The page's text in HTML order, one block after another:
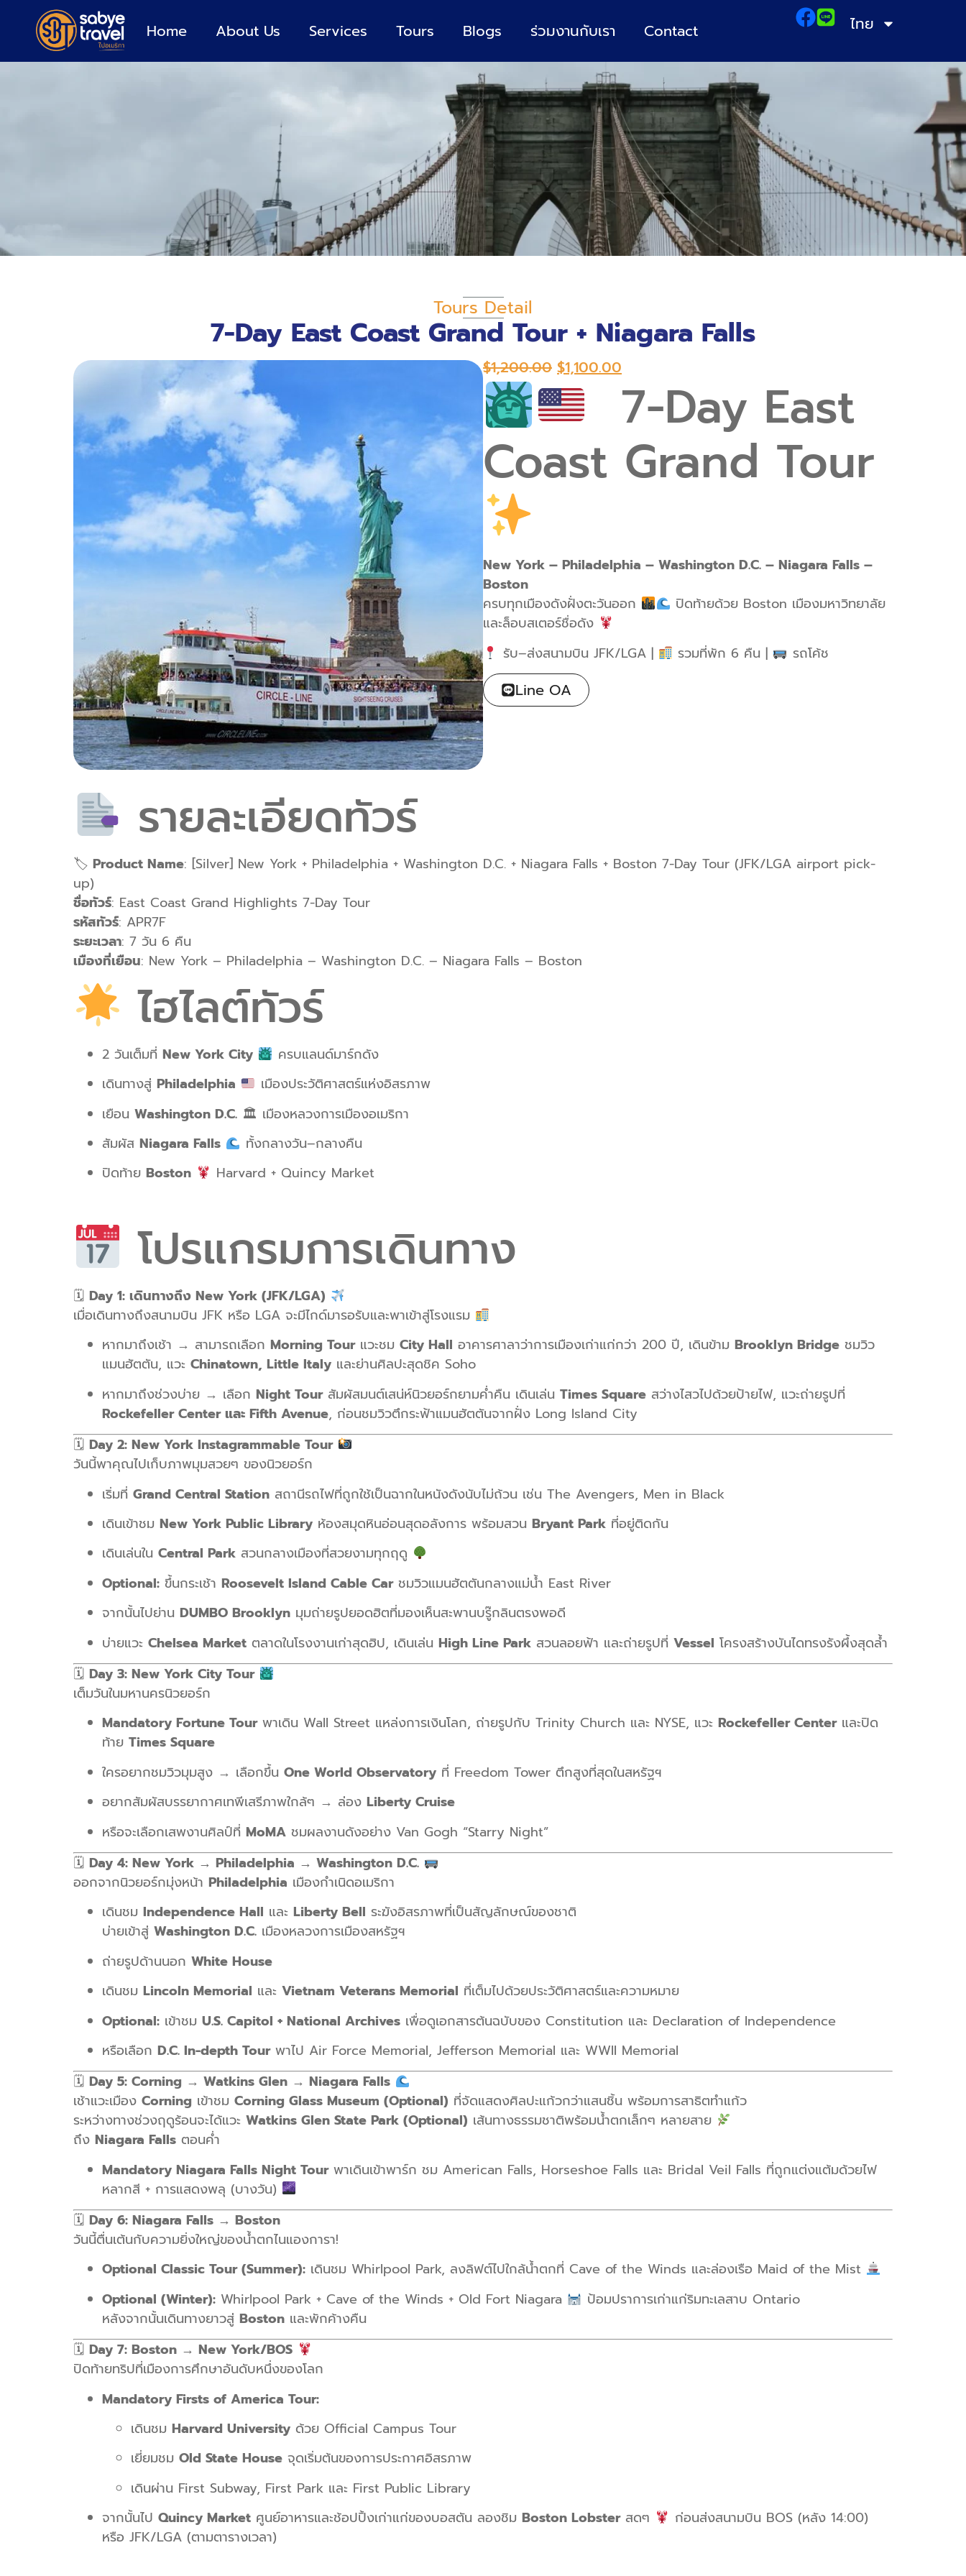
Home About Us Services Tours Blogs ร่วมงานกับเรา Contact ไทย
Tours Detail
7-Day East Coast Grand Tour + Niagara Falls
$1,200.00 $1,100.00
7-Day East
Coast Grand Tour
New York – Philadelphia – Washington D.C. – Niagara Falls –
Boston
ครบทุกเมืองดังฝั่งตะวันออก
ปิดท้ายด้วย Boston เมืองมหาวิทยาลัย
และล็อบสเตอร์ชื่อดัง
รับ–ส่งสนามบิน JFK/LGA |
รวมที่พัก 6 คืน | รถโค้ช
Line OA
รายละเอียดทัวร์
🏷 Product Name: [Silver] New York + Philadelphia + Washington D.C. + Niagara Falls + Boston 7-Day Tour (JFK/LGA airport pick-
up)
ชื่อทัวร์: East Coast Grand Highlights 7-Day Tour
รหัสทัวร์: APR7F
ระยะเวลา: 7 วัน 6 คืน
เมืองที่เยือน: New York – Philadelphia – Washington D.C. – Niagara Falls – Boston
ไฮไลต์ทัวร์
2 วันเต็มที่ New York City
ครบแลนด์มาร์กดัง
เดินทางสู่ Philadelphia
เมืองประวัติศาสตร์แห่งอิสรภาพ
เยือน Washington D.C. 🏛 เมืองหลวงการเมืองอเมริกา
สัมผัส Niagara Falls
ทั้งกลางวัน–กลางคืน
ปิดท้าย Boston Harvard + Quincy Market
โปรแกรมการเดินทาง
🗓 Day 1: เดินทางถึง New York (JFK/LGA)
เมื่อเดินทางถึงสนามบิน JFK หรือ LGA จะมีไกด์มารอรับและพาเข้าสู่โรงแรม
หากมาถึงเช้า → สามารถเลือก Morning Tourแวะชม City Hall อาคารศาลาว่าการเมืองเก่าแก่กว่า 200 ปี, เดินข้าม Brooklyn Bridge ชมวิว
แมนฮัตตัน, แวะ Chinatown, Little Italy และย่านศิลปะสุดชิค Soho
หากมาถึงช่วงบ่าย → เลือก Night Tourสัมผัสมนต์เสน่ห์นิวยอร์กยามค่ำคืน เดินเล่น Times Square สว่างไสวไปด้วยป้ายไฟ, แวะถ่ายรูปที่
Rockefeller Center และ Fifth Avenue, ก่อนชมวิวตึกระฟ้าแมนฮัตตันจากฝั่ง Long Island City
🗓 Day 2: New York Instagrammable Tour
วันนี้พาคุณไปเก็บภาพมุมสวยๆ ของนิวยอร์ก
เริ่มที่ Grand Central Station สถานีรถไฟที่ถูกใช้เป็นฉากในหนังดังนับไม่ถ้วน เช่น The Avengers, Men in Black
เดินเข้าชม New York Public Library ห้องสมุดหินอ่อนสุดอลังการ พร้อมสวน Bryant Park ที่อยู่ติดกัน
เดินเล่นใน Central Park สวนกลางเมืองที่สวยงามทุกฤดู
Optional: ขึ้นกระเช้า Roosevelt Island Cable Carชมวิวแมนฮัตตันกลางแม่น้ำ East River
จากนั้นไปย่าน DUMBO Brooklyn มุมถ่ายรูปยอดฮิตที่มองเห็นสะพานบรู๊กลินตรงพอดี
บ่ายแวะ Chelsea Market ตลาดในโรงงานเก่าสุดฮิป, เดินเล่น High Line Park สวนลอยฟ้า และถ่ายรูปที่ Vessel โครงสร้างบันไดทรงรังผึ้งสุดล้ำ
🗓 Day 3: New York City Tour
เต็มวันในมหานครนิวยอร์ก
Mandatory Fortune Tourพาเดิน Wall Street แหล่งการเงินโลก, ถ่ายรูปกับ Trinity Church และ NYSE, แวะ Rockefeller Centerและปิด
ท้าย Times Square
ใครอยากชมวิวมุมสูง → เลือกขึ้น One World Observatory ที่ Freedom Tower ตึกสูงที่สุดในสหรัฐฯ
อยากสัมผัสบรรยากาศเทพีเสรีภาพใกล้ๆ → ล่อง Liberty Cruise
หรือจะเลือกเสพงานศิลป์ที่ MoMA ชมผลงานดังอย่าง Van Gogh “Starry Night”
🗓 Day 4: New York → Philadelphia → Washington D.C.
ออกจากนิวยอร์กมุ่งหน้า Philadelphia เมืองกำเนิดอเมริกา
เดินชม Independence Hall และ Liberty Bell ระฆังอิสรภาพที่เป็นสัญลักษณ์ของชาติ
บ่ายเข้าสู่ Washington D.C. เมืองหลวงการเมืองสหรัฐฯ
ถ่ายรูปด้านนอก White House
เดินชม Lincoln Memorial และ Vietnam Veterans Memorial ที่เต็มไปด้วยประวัติศาสตร์และความหมาย
Optional: เข้าชม U.S. Capitol + National Archives เพื่อดูเอกสารต้นฉบับของ Constitution และ Declaration of Independence
หรือเลือก D.C. In-depth Tourพาไป Air Force Memorial, Jefferson Memorial และ WWII Memorial
🗓 Day 5: Corning → Watkins Glen → Niagara Falls
เช้าแวะเมือง Corning เข้าชม Corning Glass Museum (Optional) ที่จัดแสดงศิลปะแก้วกว่าแสนชิ้น พร้อมการสาธิตทำแก้ว
ระหว่างทางช่วงฤดูร้อนจะได้แวะ Watkins Glen State Park (Optional) เส้นทางธรรมชาติพร้อมน้ำตกเล็กๆ หลายสาย
ถึง Niagara Falls ตอนค่ำ
Mandatory Niagara Falls Night Tourพาเดินเข้าพาร์ก ชม American Falls, Horseshoe Falls และ Bridal Veil Falls ที่ถูกแต่งแต้มด้วยไฟ
หลากสี + การแสดงพลุ (บางวัน)
🗓 Day 6: Niagara Falls → Boston
วันนี้ตื่นเต้นกับความยิ่งใหญ่ของน้ำตกไนแองการา!
Optional Classic Tour (Summer): เดินชม Whirlpool Park, ลงลิฟต์ไปใกล้น้ำตกที่ Cave of the Winds และล่องเรือ Maid of the Mist
Optional (Winter): Whirlpool Park + Cave of the Winds + Old Fort Niagara
ป้อมปราการเก่าแก่ริมทะเลสาบ Ontario
หลังจากนั้นเดินทางยาวสู่ Boston และพักค้างคืน
🗓 Day 7: Boston → New York/BOS
ปิดท้ายทริปที่เมืองการศึกษาอันดับหนึ่งของโลก
Mandatory Firsts of America Tour:
เดินชม Harvard University ด้วย Official Campus Tour
เยี่ยมชม Old State House จุดเริ่มต้นของการประกาศอิสรภาพ
เดินผ่าน First Subway, First Park และ First Public Library
จากนั้นไป Quincy Market ศูนย์อาหารและช้อปปิ้งเก่าแก่ของบอสตัน ลองชิม Boston Lobsterสดๆ
ก่อนส่งสนามบิน BOS (หลัง 14:00)
หรือ JFK/LGA (ตามตารางเวลา)